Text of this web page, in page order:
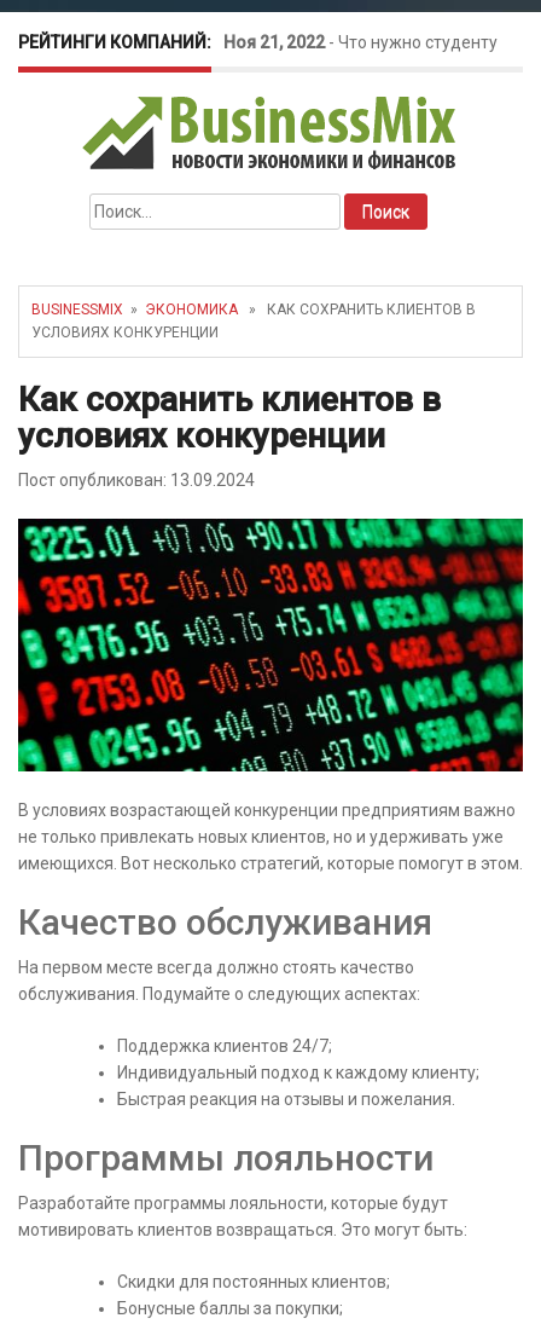
РЕЙТИНГИ КОМПАНИЙ: Ноя 21, 2022- Что нужно студенту
для открытия бизнеса?
Окт 26, 2022-Телефония для
amoCRM: лучшие инструменты для
бизнеса
как защитить свой бизнес?
Найти:
BUSINESSMIX » ЭКОНОМИКА» КАК СОХРАНИТЬ КЛИЕНТОВ В
УСЛОВИЯХ КОНКУРЕНЦИИ
Как сохранить клиентов в
условиях конкуренции
Пост опубликован: 13.09.2024
В условиях возрастающей конкуренции предприятиям важно
не только привлекать новых клиентов, но и удерживать уже
имеющихся. Вот несколько стратегий, которые помогут в этом.
Качество обслуживания
На первом месте всегда должно стоять качество
обслуживания. Подумайте о следующих аспектах:
Поддержка клиентов 24/7;
Индивидуальный подход к каждому клиенту;
Быстрая реакция на отзывы и пожелания.
Программы лояльности
Разработайте программы лояльности, которые будут
мотивировать клиентов возвращаться. Это могут быть:
Скидки для постоянных клиентов;
Бонусные баллы за покупки;